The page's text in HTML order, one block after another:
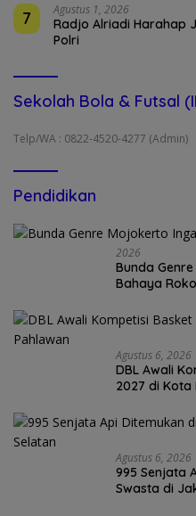
7 Agustus 1, 2026
Radjo Alriadi Harahap
Polri
Sekolah Bola & Futsal
Telp/WA : 0822-4520-4277 (Admin)
Pendidikan
2026
Bunda
Bahaya
Agustus 6, 2026
DBL Awali
2027 di Kota
Agustus 6, 2026
995 Senjata
Swasta di